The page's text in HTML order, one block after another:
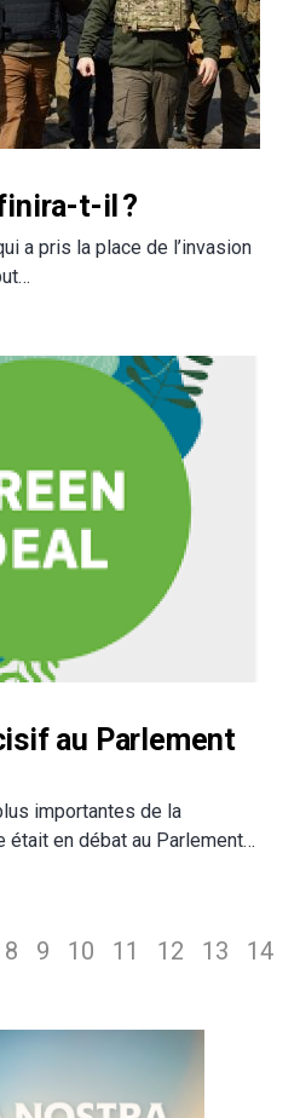
t-il ?
a pris la place de l’invasion
au Parlement
importantes de la
était en débat au Parlement…
8 9 10 11 12 13 14